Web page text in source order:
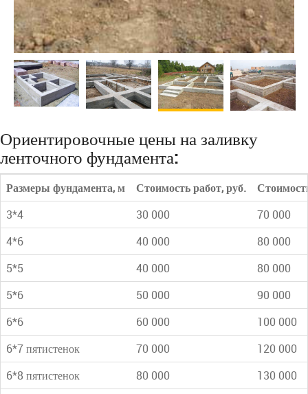
Ориентировочные цены на заливку
ленточного фундамента:
Размеры фундамента, м Стоимость работ, руб.
3*4
30 000
70 000
4*6
40 000
80 000
5*5
40 000
80 000
5*6
50 000
90 000
6*6
60 000
100 000
6*7 пятистенок
70 000
120 000
6*8 пятистенок
80 000
130 000